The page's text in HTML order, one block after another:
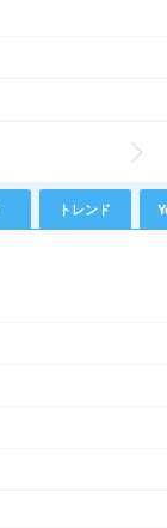
トレンド